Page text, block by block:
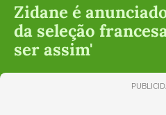
Zidane é
da seleção
ser assim'